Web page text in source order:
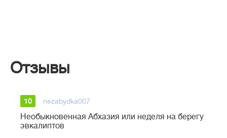
Отзывы
10 nezabydka007
Необыкновенная Абхазия или неделя на берегу
эвкалиптов